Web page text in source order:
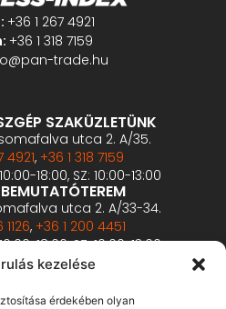
kezelése
érdekében olyan
+36 1 267 4921
+36 1 318 7159
trade.hu
SZAKÜZLETÜNK
utca 2. A/35.
4921, +36 1 318 7159
18:00, SZ: 10:00-13:00
utca 2. A/33-34.
, +36 1 200 4451
18:00, SZ: 10:00-13:00
BEMUTATÓTEREM
Vállalkozó u. 12.
1 900 0657